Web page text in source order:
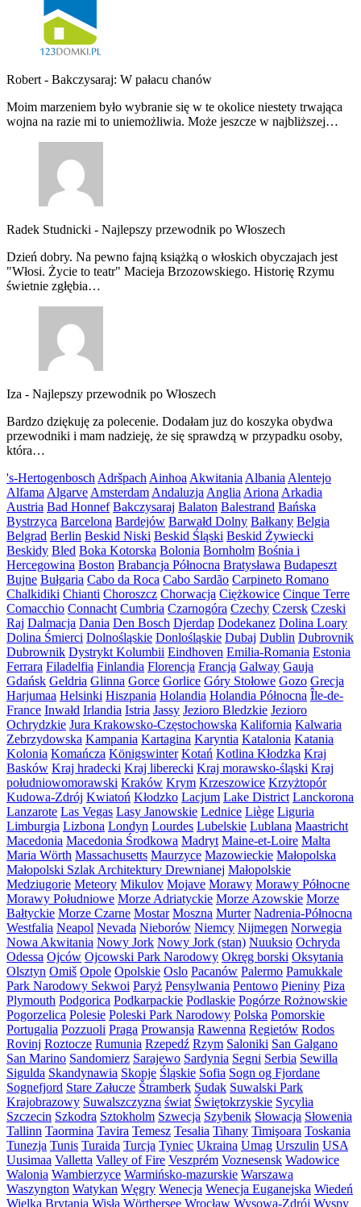
Robert - Bakczysaraj: W pałacu chanów
Moim marzeniem było wybranie się w te okolice niestety trwająca
wojna na razie mi to uniemożliwia. Może jeszcze w najbliższej…
Radek Studnicki - Najlepszy przewodnik po Włoszech
Dzień dobry. Na pewno fajną książką o włoskich obyczajach jest
"Włosi. Życie to teatr" Macieja Brzozowskiego. Historię Rzymu
świetnie zgłębia…
Iza - Najlepszy przewodnik po Włoszech
Bardzo dziękuję za polecenie. Dodałam juz do koszyka obydwa
przewodniki i mam nadzieję, że się sprawdzą w przypadku osoby,
która…
's-Hertogenbosch Adršpach Ainhoa Akwitania Albania Alentejo
Alfama Algarve Amsterdam Andaluzja Anglia Ariona Arkadia
Austria Bad Honnef Bakczysaraj Balaton Balestrand Bańska
Bystrzyca Barcelona Bardejów Barwałd Dolny Bałkany Belgia
Belgrad Berlin Beskid Niski Beskid Śląski Beskid Żywiecki
Beskidy Bled Boka Kotorska Bolonia Bornholm Bośnia i
Hercegowina Boston Brabancja Północna Bratysława Budapeszt
Bujne Bułgaria Cabo da Roca Cabo Sardão Carpineto Romano
Chalkidiki Chianti Choroszcz Chorwacja Ciężkowice Cinque Terre
Comacchio Connacht Cumbria Czarnogóra Czechy Czersk Czeski
Raj Dalmacja Dania Den Bosch Djerdap Dodekanez Dolina Loary
Dolina Śmierci Dolnośląskie Donlośląskie Dubaj Dublin Dubrovnik
Dubrownik Dystrykt Kolumbii Eindhoven Emilia-Romania Estonia
Ferrara Filadelfia Finlandia Florencja Francja Galway Gauja
Gdańsk Geldria Glinna Gorce Gorlice Góry Stołowe Gozo Grecja
Harjumaa Helsinki Hiszpania Holandia Holandia Północna Île-de-
France Inwałd Irlandia Istria Jassy Jezioro Bledzkie Jezioro
Ochrydzkie Jura Krakowsko-Częstochowska Kalifornia Kalwaria
Zebrzydowska Kampania Kartagina Karyntia Katalonia Katania
Kolonia Komańcza Königswinter Kotań Kotlina Kłodzka Kraj
Basków Kraj hradecki Kraj liberecki Kraj morawsko-śląski Kraj
południowomorawski Kraków Krym Krzeszowice Krzyżtopór
Kudowa-Zdrój Kwiatoń Kłodzko Lacjum Lake District Lanckorona
Lanzarote Las Vegas Lasy Janowskie Lednice Liège Liguria
Limburgia Lizbona Londyn Lourdes Lubelskie Lublana Maastricht
Macedonia Macedonia Środkowa Madryt Maine-et-Loire Malta
Maria Wörth Massachusetts Maurzyce Mazowieckie Małopolska
Małopolski Szlak Architektury Drewnianej Małopolskie
Medziugorie Meteory Mikulov Mojave Morawy Morawy Północne
Morawy Południowe Morze Adriatyckie Morze Azowskie Morze
Bałtyckie Morze Czarne Mostar Moszna Murter Nadrenia-Północna
Westfalia Neapol Nevada Nieborów Niemcy Nijmegen Norwegia
Nowa Akwitania Nowy Jork Nowy Jork (stan) Nuuksio Ochryda
Odessa Ojców Ojcowski Park Narodowy Okręg borski Oksytania
Olsztyn Omiš Opole Opolskie Oslo Pacanów Palermo Pamukkale
Park Narodowy Sekwoi Paryż Pensylwania Pentowo Pieniny Piza
Plymouth Podgorica Podkarpackie Podlaskie Pogórze Rożnowskie
Pogorzelica Polesie Poleski Park Narodowy Polska Pomorskie
Portugalia Pozzuoli Praga Prowansja Rawenna Regietów Rodos
Rovinj Roztocze Rumunia Rzepedź Rzym Saloniki San Galgano
San Marino Sandomierz Sarajewo Sardynia Segni Serbia Sewilla
Sigulda Skandynawia Skopje Śląskie Sofia Sogn og Fjordane
Sognefjord Stare Załucze Štramberk Sudak Suwalski Park
Krajobrazowy Suwalszczyzna świat Świętokrzyskie Sycylia
Szczecin Szkodra Sztokholm Szwecja Szybenik Słowacja Słowenia
Tallinn Taormina Tavira Temesz Tesalia Tihany Timişoara Toskania
Tunezja Tunis Turaida Turcja Tyniec Ukraina Umag Urszulin USA
Uusimaa Valletta Valley of Fire Veszprém Voznesensk Wadowice
Walonia Wambierzyce Warmińsko-mazurskie Warszawa
Waszyngton Watykan Węgry Wenecja Wenecja Euganejska Wiedeń
Wielka Brytania Wisła Wörthersee Wrocław Wysowa-Zdrój Wyspy